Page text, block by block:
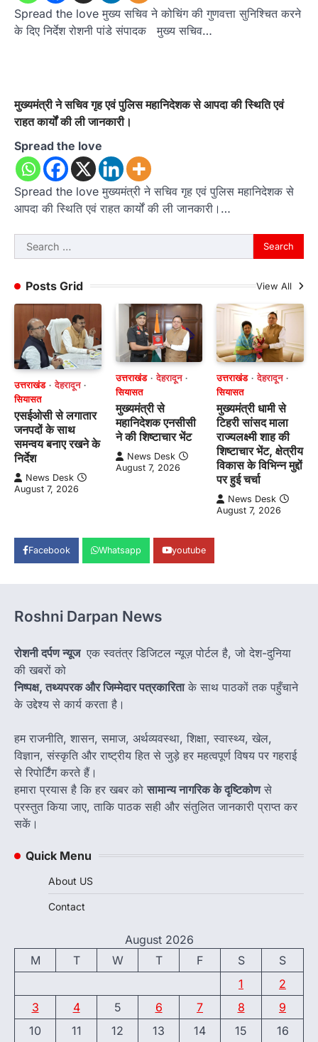
Spread the love मुख्य सचिव ने कोचिंग की गुणवत्ता सुनिश्चित करने
के दिए निर्देश रोशनी पांडे संपादक मुख्य सचिव…
मुख्यमंत्री ने सचिव गृह एवं पुलिस महानिदेशक से आपदा की स्थिति एवं
राहत कार्यों की ली जानकारी।
Spread the love
Spread the love मुख्यमंत्री ने सचिव गृह एवं पुलिस महानिदेशक से
आपदा की स्थिति एवं राहत कार्यों की ली जानकारी।…
Search
for:
Posts Grid
View All
उत्तराखंड
देहरादून
सियासत
एसईओसी से लगातार
जनपदों के साथ
समन्वय बनाए रखने के
निर्देश
News Desk
August 7, 2026
उत्तराखंड
देहरादून
सियासत
मुख्यमंत्री से
महानिदेशक एनसीसी
ने की शिष्टाचार भेंट
News Desk
August 7, 2026
उत्तराखंड
देहरादून
सियासत
मुख्यमंत्री धामी से
टिहरी सांसद माला
राज्यलक्ष्मी शाह की
शिष्टाचार भेंट, क्षेत्रीय
विकास के विभिन्न मुद्दों
पर हुई चर्चा
News Desk
August 7, 2026
Facebook Whatsapp youtube
Roshni Darpan News
रोशनी दर्पण न्यूज एक स्वतंत्र डिजिटल न्यूज़ पोर्टल है, जो देश-दुनिया
की खबरों को
निष्पक्ष, तथ्यपरक और जिम्मेदार पत्रकारिताके साथ पाठकों तक पहुँचाने
के उद्देश्य से कार्य करता है।
हम राजनीति, शासन, समाज, अर्थव्यवस्था, शिक्षा, स्वास्थ्य, खेल,
विज्ञान, संस्कृति और राष्ट्रीय हित से जुड़े हर महत्वपूर्ण विषय पर गहराई
से रिपोर्टिंग करते हैं।
हमारा प्रयास है कि हर खबर कोसामान्य नागरिक के दृष्टिकोणसे
प्रस्तुत किया जाए, ताकि पाठक सही और संतुलित जानकारी प्राप्त कर
सकें।
Quick Menu
About US
Contact
August 2026
M
T W T F S
S
1
2
3
4 5 6 7 8
9
10
11 12 13 14 15 16